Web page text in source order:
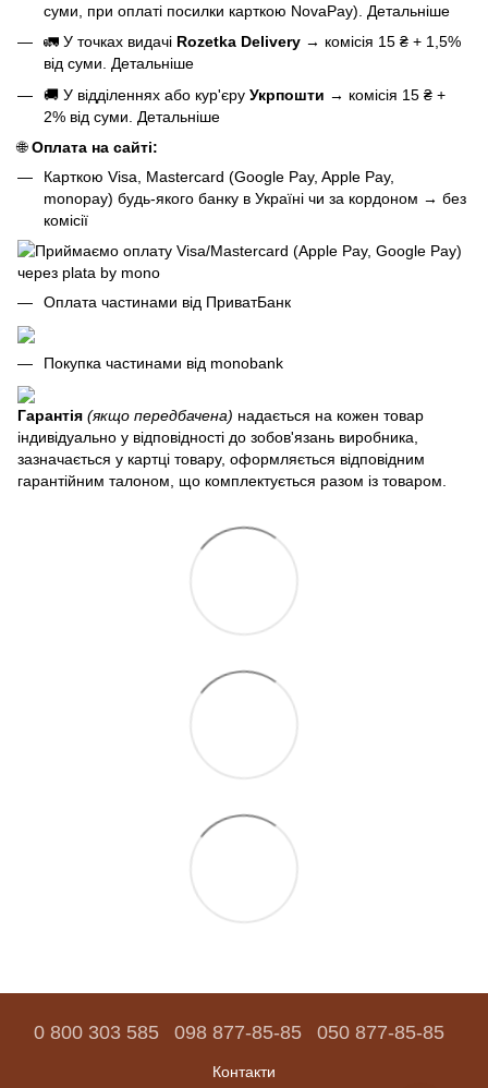
суми, при оплаті посилки карткою NovaPay). Детальніше
🚛 У точках видачі Rozetka Delivery → комісія 15 ₴ + 1,5%
від суми. Детальніше
🚚 У відділеннях або кур'єру Укрпошти → комісія 15 ₴ +
2% від суми. Детальніше
🌐Оплата на сайті:
Карткою Visa, Mastercard (Google Pay, Apple Pay,
monopay) будь-якого банку в Україні чи за кордоном → без
комісії
Оплата частинами від ПриватБанк
Покупка частинами від monobank
Гарантія (якщо передбачена) надається на кожен товар
індивідуально у відповідності до зобов'язань виробника,
зазначається у картці товару, оформляється відповідним
гарантійним талоном, що комплектується разом із товаром.
0 800 303 585 098 877-85-85 050 877-85-85
Контакти